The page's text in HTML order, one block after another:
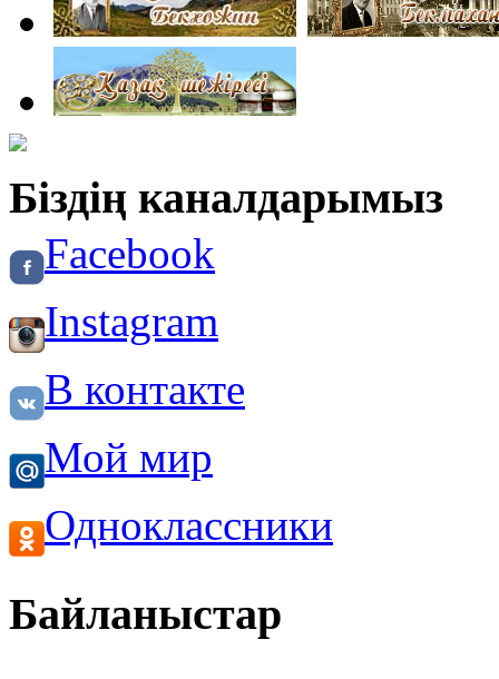
Біздің каналдарымыз
Facebook
Instagram
В контакте
Мой мир
Одноклассники
Байланыстар